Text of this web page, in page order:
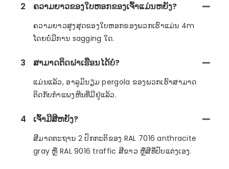
2 ຄວາມຍາວຂອງໃບຫອກຂອງເຈົ້າແມ່ນຫຍັງ?
ຄວາມຍາວສູງສຸດຂອງໃບຫອກຂອງພວກເຮົາແມ່ນ 4m
ໂດຍບໍ່ມີການ sagging ໃດ.
3 ສາມາດຕິດຝາເຮືອນໄດ້ບໍ?
ແມ່ນແລ້ວ, ອາລູມິນຽມ pergola ຂອງພວກເຮົາສາມາດ
ຕິດກັບກໍາແພງຫີນທີ່ມີຢູ່ແລ້ວ.
4 ເຈົ້າມີສີຫຍັງ?
ສີມາດຕະຖານ 2 ປົກກະຕິຂອງ RAL 7016 anthracite
gray ຫຼື RAL 9016 traffic ສີຂາວ ຫຼືສີທີ່ປັບແຕ່ງເອງ.